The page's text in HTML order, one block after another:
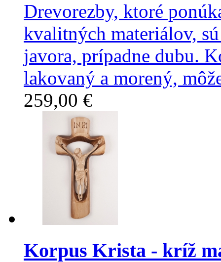
Drevorezby, ktoré
kvalitných materiálov,
javora, prípadne dubu.
lakovaný a morený,
259,00 €
Korpus Krista - kríž